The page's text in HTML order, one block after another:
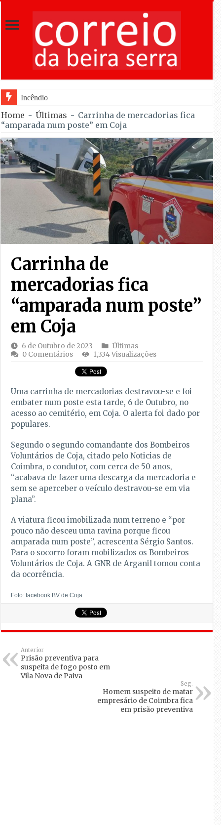
Incêndio em Fornos de Algodres dominad
Home - Últimas - Carrinha de mercadorias fica
“amparada num poste” em Coja
Carrinha de
mercadorias fica
“amparada num poste”
em Coja
6 de Outubro de 2023
Últimas
0 Comentários
1,334 Visualizações
Uma carrinha de mercadorias destravou-se e foi
embater num poste esta tarde, 6 de Outubro, no
acesso ao cemitério, em Coja. O alerta foi dado por
populares.
Segundo o segundo comandante dos Bombeiros
Voluntários de Coja, citado pelo Noticias de
Coimbra, o condutor, com cerca de 50 anos,
“acabava de fazer uma descarga da mercadoria e
sem se aperceber o veículo destravou-se em via
plana”.
A viatura ficou imobilizada num terreno e “por
pouco não desceu uma ravina porque ficou
amparada num poste”, acrescenta Sérgio Santos.
Para o socorro foram mobilizados os Bombeiros
Voluntários de Coja. A GNR de Arganil tomou conta
da ocorrência.
Foto: facebook BV de Coja
Anterior
Prisão preventiva para
suspeita de fogo posto em
Vila Nova de Paiva
Seg.
Homem suspeito de matar
empresário de Coimbra fica
em prisão preventiva